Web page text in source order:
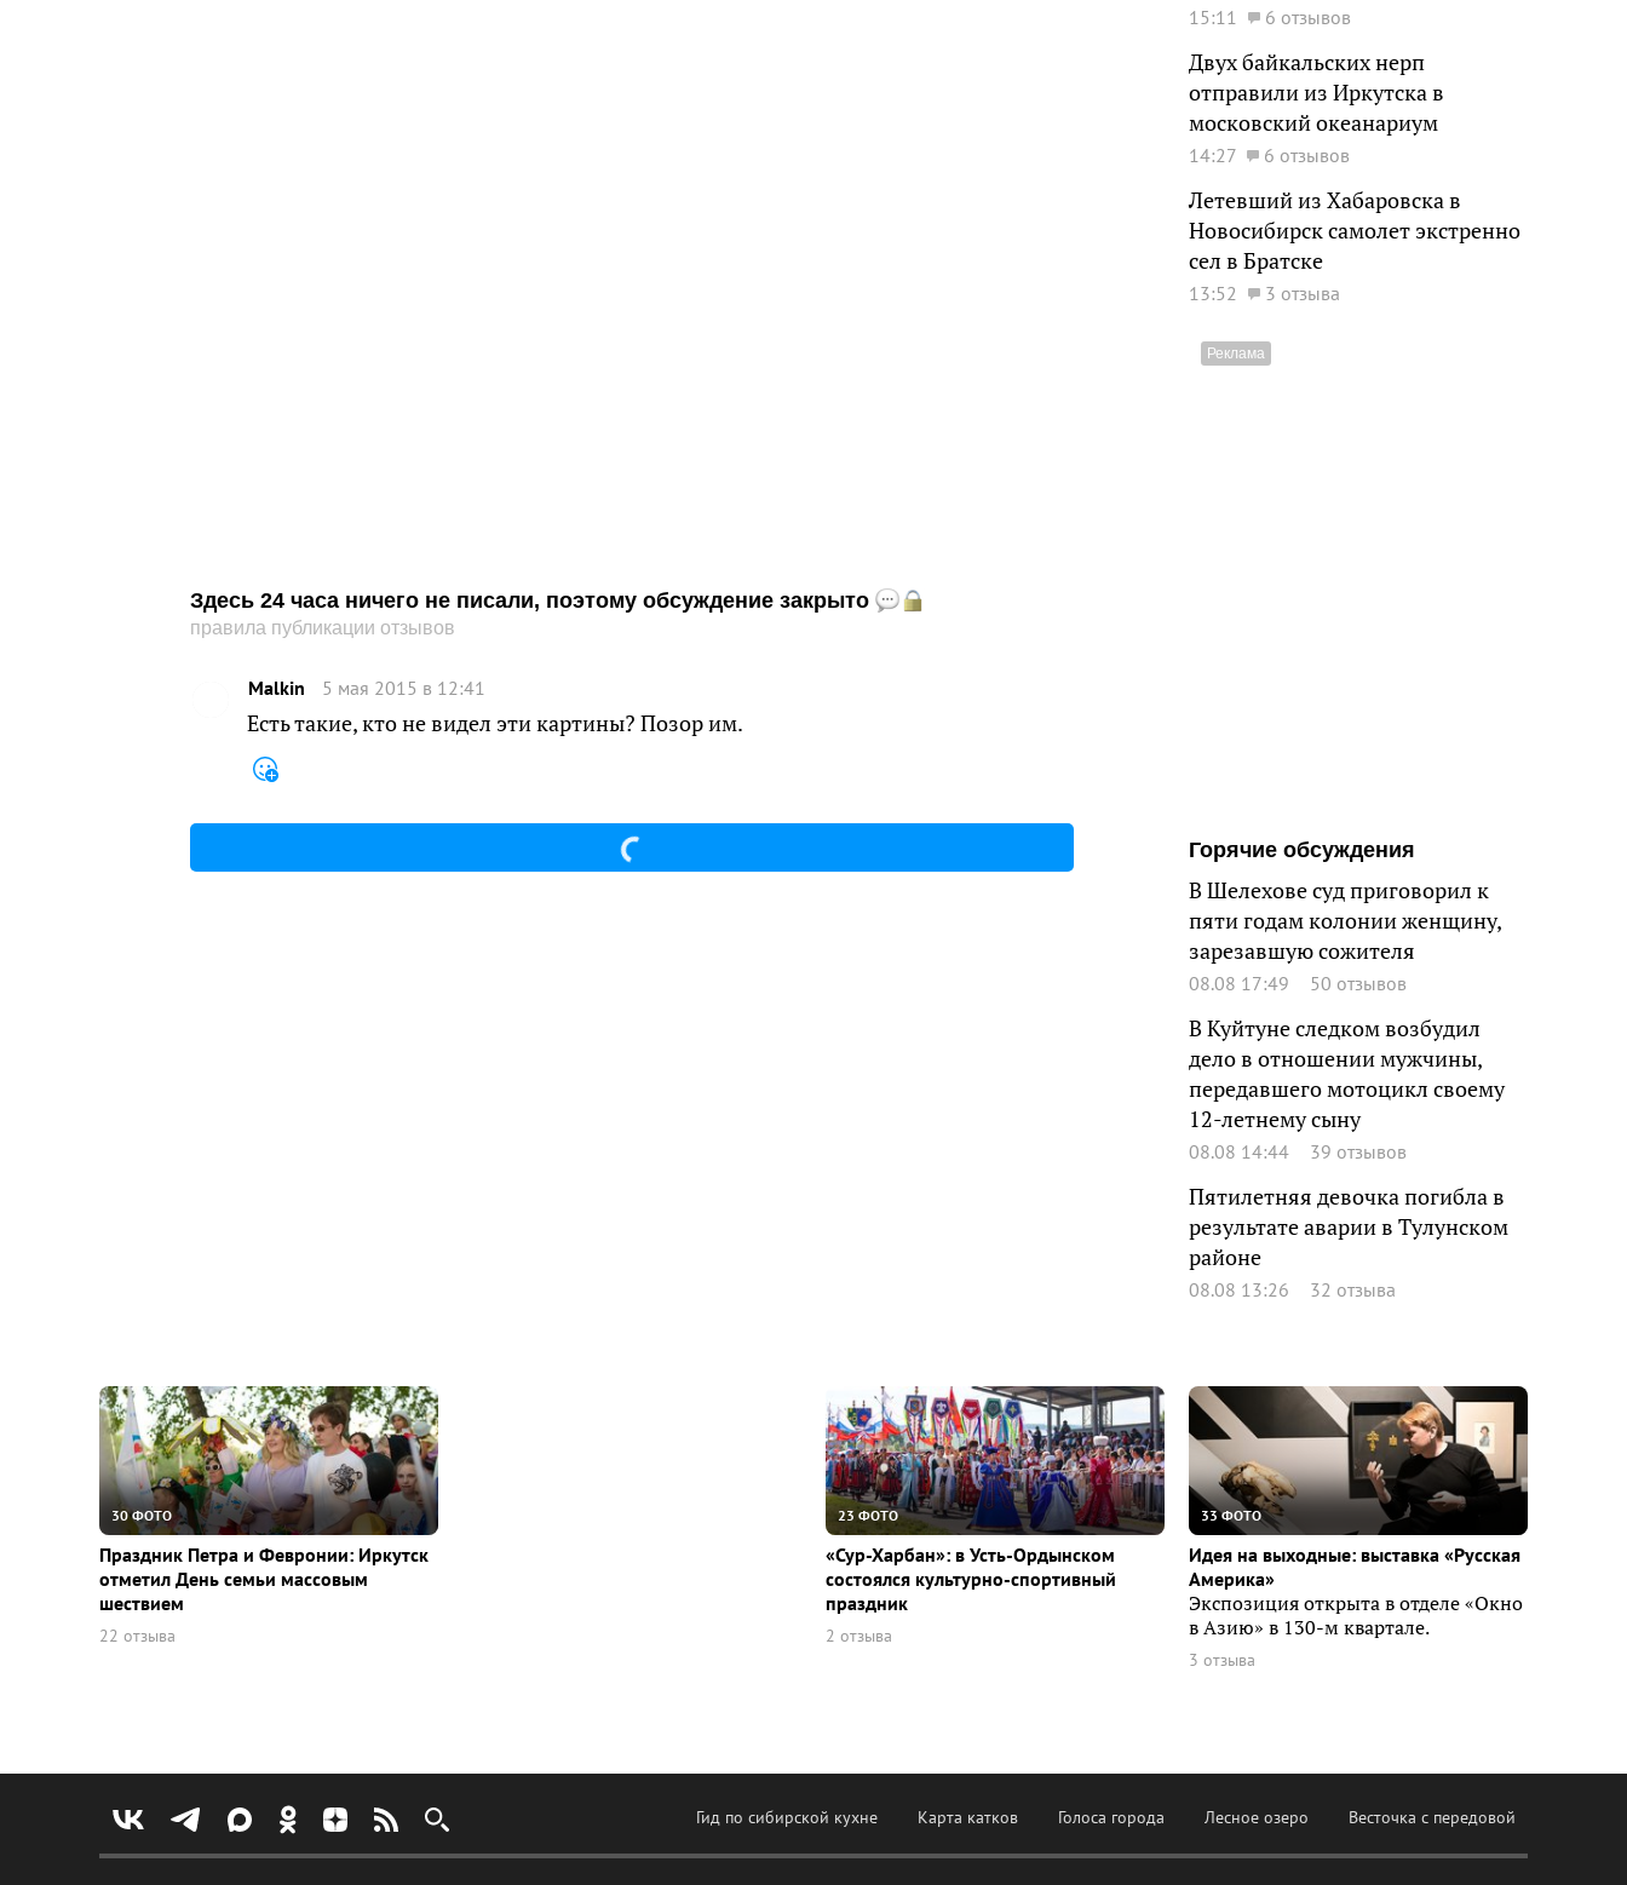
Здесь 24 часа ничего не писали, поэтому обсуждение закрыто
правила публикации отзывов
Malkin 5 мая 2015 в 12:41
Есть такие, кто не видел эти картины? Позор им.
15:11 6 отзывов
Двух байкальских нерп
отправили из Иркутска в
московский океанариум
14:27 6 отзывов
Летевший из Хабаровска в
Новосибирск самолет экстренно
сел в Братске
13:52 3 отзыва
Горячие обсуждения
В Шелехове суд приговорил к
пяти годам колонии женщину,
зарезавшую сожителя
08.08 17:49 50 отзывов
В Куйтуне следком возбудил
дело в отношении мужчины,
передавшего мотоцикл своему
12-летнему сыну
08.08 14:44 39 отзывов
Пятилетняя девочка погибла в
результате аварии в Тулунском
районе
08.08 13:26 32 отзыва
30 ФОТО
Праздник Петра и Февронии: Иркутск
отметил День семьи массовым
шествием
22 отзыва
23 ФОТО
«Сур-Харбан»: в Усть-Ордынском
состоялся культурно-спортивный
праздник
2 отзыва
33 ФОТО
Идея на выходные: выставка «Русская
Америка»
Экспозиция открыта в отделе «Окно
в Азию» в 130-м квартале.
3 отзыва
Гид по сибирской кухне Карта катков Голоса города Лесное озеро Весточка с передовой